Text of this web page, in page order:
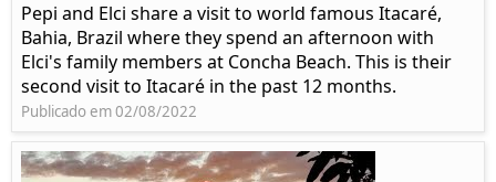
Pepi and Elci share a visit to world famous Itacaré,
Bahia, Brazil where they spend an afternoon with
Elci's family members at Concha Beach. This is their
second visit to Itacaré in the past 12 months.
Publicado em 02/08/2022